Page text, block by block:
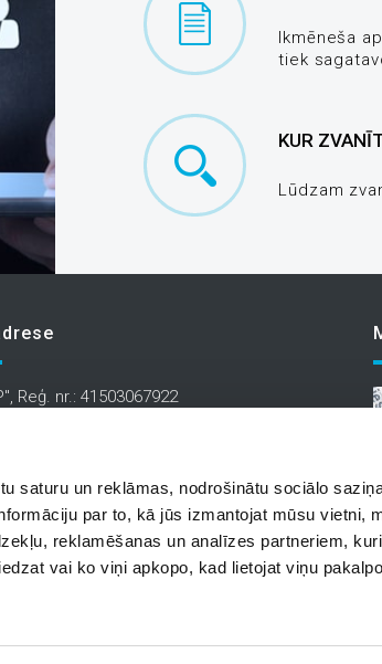
saturu un reklāmas, nodrošinātu sociālo
par to, kā jūs izmantojat mūsu vietni,
reklamēšanas un analīzes partneriem,
vai ko viņi apkopo, kad lietojat viņu
Ikmēneša
tiek
KUR
Lūdzam
Reģ. nr.: 41503067922
Latvija, LV-5401